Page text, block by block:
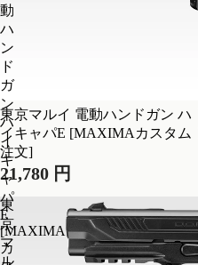
動
ハ
ン
ド
ガ
ン
ハ
イ
キ
ャ
パ
E
[MAXIMA
カ
東京マルイ 電動ハンドガン ハ
イキャパE [MAXIMAカスタム
注文]
21,780 円
東
京
マ
ル